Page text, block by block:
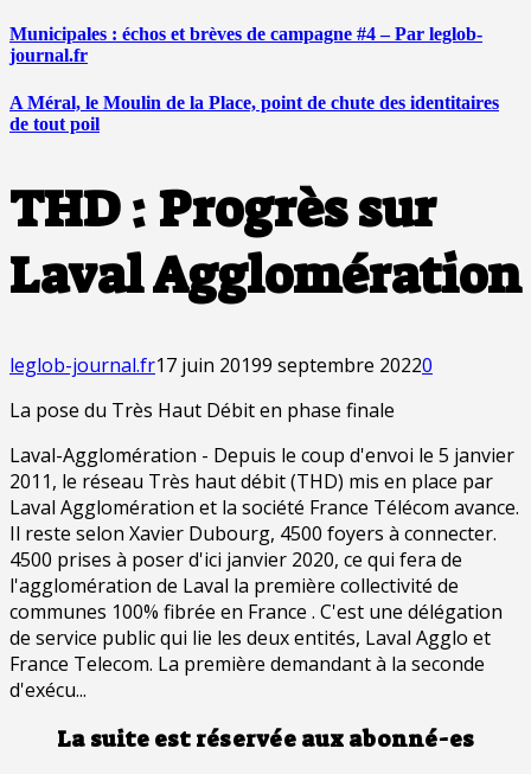
Municipales : échos et brèves de campagne #4 – Par leglob-
journal.fr
A Méral, le Moulin de la Place, point de chute des identitaires
de tout poil
THD : Progrès sur
Laval Agglomération
leglob-journal.fr17 juin 20199 septembre 20220
La pose du Très Haut Débit en phase finale
Laval-Agglomération - Depuis le coup d'envoi le 5 janvier
2011, le réseau Très haut débit (THD) mis en place par
Laval Agglomération et la société France Télécom avance.
Il reste selon Xavier Dubourg, 4500 foyers à connecter.
4500 prises à poser d'ici janvier 2020, ce qui fera de
l'agglomération de Laval la première collectivité de
communes 100% fibrée en France . C'est une délégation
de service public qui lie les deux entités, Laval Agglo et
France Telecom. La première demandant à la seconde
d'exécu...
La suite est réservée aux abonné-es